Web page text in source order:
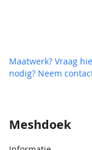
Meshdoek
Maatwerk? Vraag
nodig? Neem